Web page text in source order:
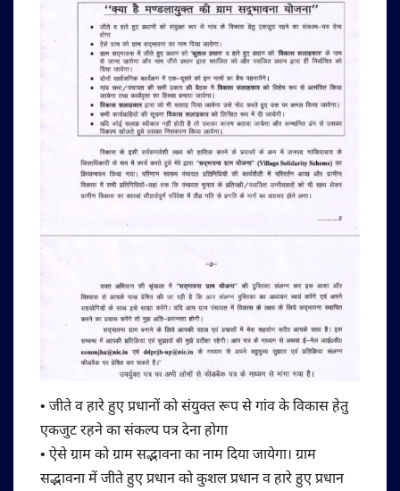
• जीते व हारे हुए प्रधानों को संयुक्त रूप से गांव के विकास हेतु
एकजुट रहने का संकल्प पत्र देना होगा
• ऐसे ग्राम को ग्राम सद्भावना का नाम दिया जायेगा। ग्राम
सद्भावना में जीते हुए प्रधान को कुशल प्रधान व हारे हुए प्रधान